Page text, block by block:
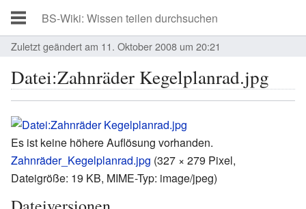
Zuletzt geändert am 11. Oktober 2008 um 20:21
Datei:Zahnräder Kegelplanrad.jpg
Es ist keine höhere Auflösung vorhanden.
Zahnräder_Kegelplanrad.jpg (327 × 279 Pixel,
Dateigröße: 19 KB, MIME-Typ: image/jpeg)